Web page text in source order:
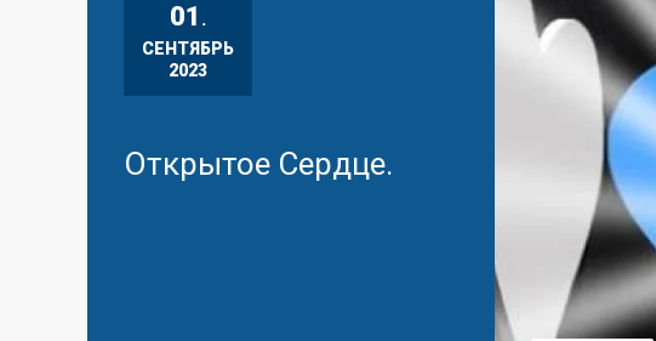
01 .
СЕНТЯБРЬ
2023
Открытое Сердце.